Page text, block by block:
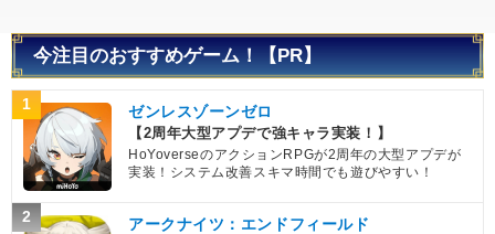
今注目のおすすめゲーム！【PR】
1 ゼンレスゾーンゼロ
【2周年大型アプデで強キャラ実装！】
HoYoverseのアクションRPGが2周年の大型アプデが
実装！システム改善スキマ時間でも遊びやすい！
2 アークナイツ：エンドフィールド